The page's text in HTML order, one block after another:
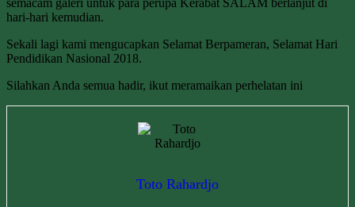
hari-hari kemudian.
Sekali lagi kami mengucapkan Selamat Berpameran, Selamat Hari
Pendidikan Nasional 2018.
Silahkan Anda semua hadir, ikut meramaikan perhelatan ini
Toto Rahardjo